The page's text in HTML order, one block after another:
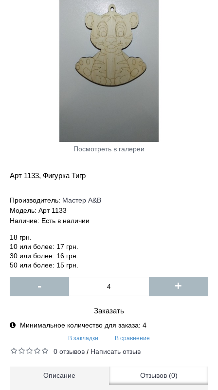
Посмотреть в галереи
Арт 1133, Фигурка Тигр
Производитель: Мастер А&В
Модель: Арт 1133
Наличие: Есть в наличии
18 грн.
10 или более: 17 грн.
30 или более: 16 грн.
50 или более: 15 грн.
- +
Заказать
Минимальное количество для заказа: 4
В закладки В сравнение
0 отзывов / Написать отзыв
Описание Отзывов (0)